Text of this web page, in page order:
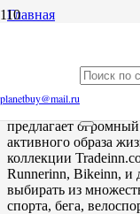
planetbuy@mail.ru
Главная
Доставка
Tradeinn.com — это
предлагает
активного образа
коллекции
Runnerinn, Bikeinn, и
выбирать из
спорта, бега,